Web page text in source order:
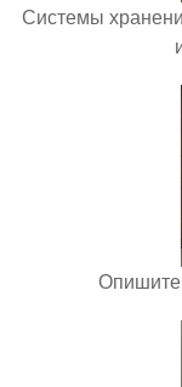
Системы
Опишите